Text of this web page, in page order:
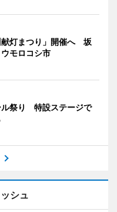
献灯まつり」開催へ 坂
モロコシ市
ル祭り 特設ステージで
シュ